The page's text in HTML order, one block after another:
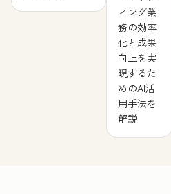
ィング業
務の効率
化と成果
向上を実
現するた
めのAI活
用手法を
解説